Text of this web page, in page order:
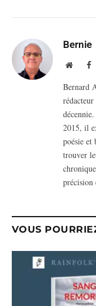
Bernie
Website
Bernard
2015, il
poésie et
trouver
précision
VOUS